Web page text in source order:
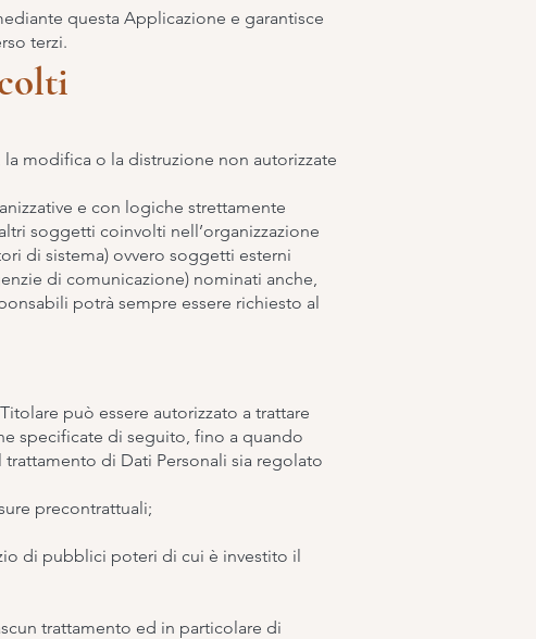
questa Applicazione e garantisce
terzi.
modifica o la distruzione non autorizzate
e con logiche strettamente
soggetti coinvolti nell’organizzazione
di sistema) ovvero soggetti esterni
di comunicazione) nominati anche,
potrà sempre essere richiesto al
può essere autorizzato a trattare
specificate di seguito, fino a quando
di Dati Personali sia regolato
precontrattuali;
di pubblici poteri di cui è investito il
trattamento ed in particolare di